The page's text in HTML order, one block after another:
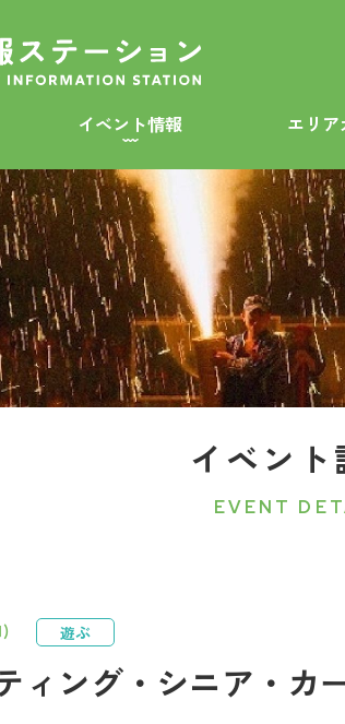
イベント情報 エリア
イベント
EVENT
ィング・シニア・カ
遊ぶ